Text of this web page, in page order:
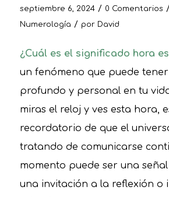
septiembre 6, 2024 / 0 Comentarios
Numerología / por David
¿Cuál es el significado hora
un fenómeno que puede
profundo y personal en tu
miras el reloj y ves esta hora,
recordatorio de que el
tratando de comunicarse
momento puede ser una
una invitación a la reflexión o